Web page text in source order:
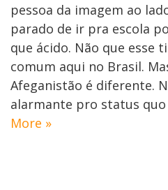
pessoa da imagem ao
parado de ir pra escola
que ácido. Não que esse
comum aqui no Brasil.
Afeganistão é diferente.
alarmante pro status
More »